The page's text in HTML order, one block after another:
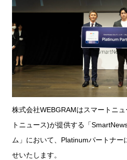
株式会社WEBGRAMはスマートニ
トニュース)が提供する「
ム」において、Platinumパートナー
せいたします。